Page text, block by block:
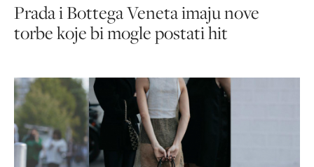
Prada i Bottega Veneta imaju nove
torbe koje bi mogle postati hit